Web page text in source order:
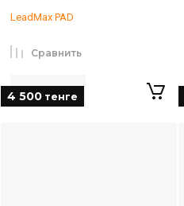
LeadMax PAD
4 500 тенге
Сравнить